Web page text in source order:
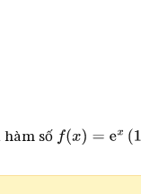
số f( x)= ex 1 e−